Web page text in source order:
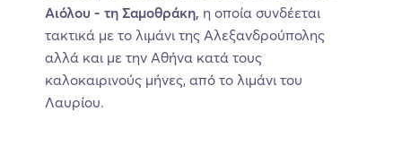
Αιόλου - τη Σαμοθράκη, η οποία συνδέεται
τακτικά με το λιμάνι της Αλεξανδρούπολης
αλλά και με την Αθήνα κατά τους
καλοκαιρινούς μήνες, από το λιμάνι του
Λαυρίου.